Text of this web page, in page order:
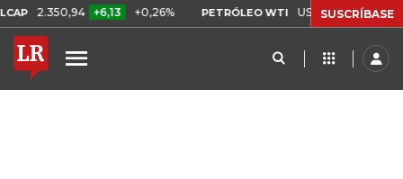
2.350,94 +6,13 +0,26% PETRÓLEO WTI US$ 78,18 US$ 0,17
SUSCRÍBASE